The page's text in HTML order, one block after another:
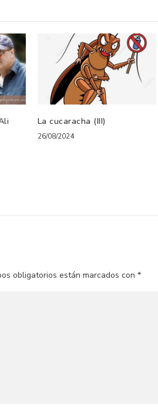
La cucaracha (III)
26/08/2024
obligatorios están marcados con*